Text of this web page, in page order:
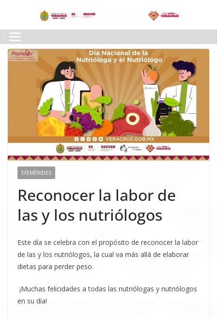
content
EFEMÉRIDES
Reconocer la labor de
las y los nutriólogos
Este día se celebra con el propósito de reconocer la labor
de las y los nutriólogos, la cual va más allá de elaborar
dietas para perder peso.
¡Muchas felicidades a todas las nutriólogas y nutriólogos
en su día!